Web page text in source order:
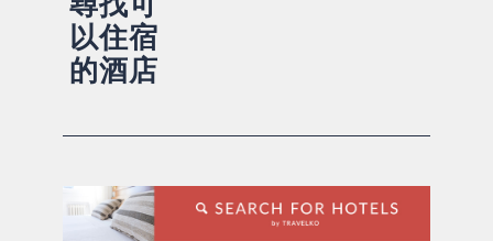
以住宿
的酒店